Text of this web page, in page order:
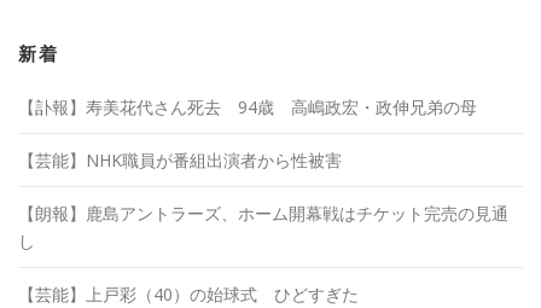
ブ
新着
【訃報】寿美花代さん死去 94歳 高嶋政宏・政伸兄弟の母
【芸能】NHK職員が番組出演者から性被害
【朗報】鹿島アントラーズ、ホーム開幕戦はチケット完売の見通
し
【芸能】上戸彩（40）の始球式 ひどすぎた